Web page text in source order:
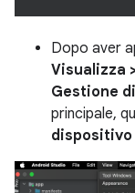
Dopo aver
Visualizza
Gestione
principale,